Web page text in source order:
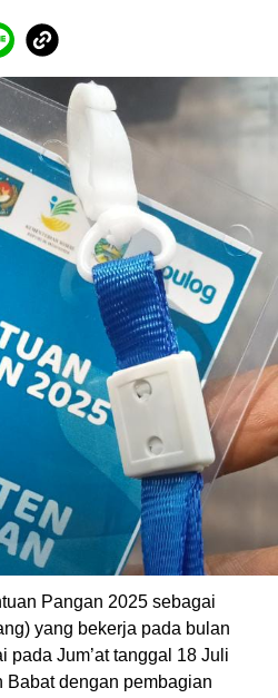
Pangan 2025 sebagai
yang bekerja pada bulan
pada Jum’at tanggal 18 Juli
Babat dengan pembagian